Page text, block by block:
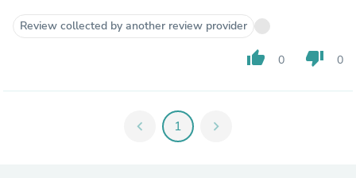
Review collected by another review provider
thumb_up 0 thumb_down 0
chevron_left 1 chevron_right